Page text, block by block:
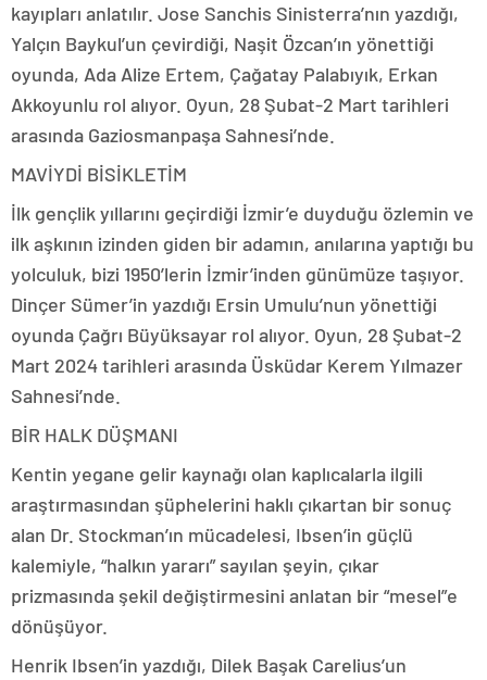
kayıpları anlatılır. Jose Sanchis Sinisterra’nın yazdığı,
Yalçın Baykul’un çevirdiği, Naşit Özcan’ın yönettiği
oyunda, Ada Alize Ertem, Çağatay Palabıyık, Erkan
Akkoyunlu rol alıyor. Oyun, 28 Şubat-2 Mart tarihleri
arasında Gaziosmanpaşa Sahnesi’nde.
MAVİYDİ BİSİKLETİM
İlk gençlik yıllarını geçirdiği İzmir’e duyduğu özlemin ve
ilk aşkının izinden giden bir adamın, anılarına yaptığı bu
yolculuk, bizi 1950’lerin İzmir’inden günümüze taşıyor.
Dinçer Sümer’in yazdığı Ersin Umulu’nun yönettiği
oyunda Çağrı Büyüksayar rol alıyor. Oyun, 28 Şubat-2
Mart 2024 tarihleri arasında Üsküdar Kerem Yılmazer
Sahnesi’nde.
BİR HALK DÜŞMANI
Kentin yegane gelir kaynağı olan kaplıcalarla ilgili
araştırmasından şüphelerini haklı çıkartan bir sonuç
alan Dr. Stockman’ın mücadelesi, Ibsen’in güçlü
kalemiyle, “halkın yararı” sayılan şeyin, çıkar
prizmasında şekil değiştirmesini anlatan bir “mesel”e
dönüşüyor.
Henrik Ibsen’in yazdığı, Dilek Başak Carelius’un